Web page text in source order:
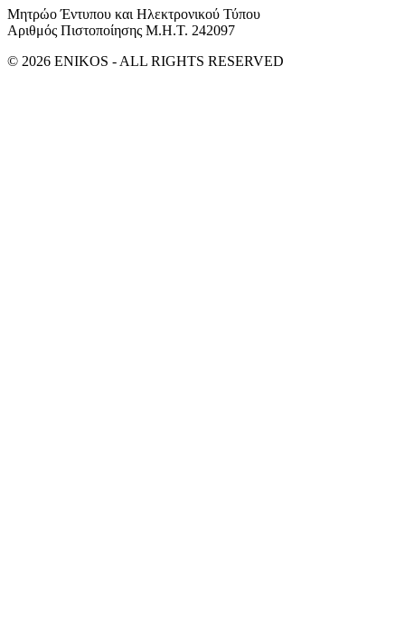
Μητρώο Έντυπου και Ηλεκτρονικού Τύπου
Αριθμός Πιστοποίησης Μ.Η.Τ. 242097
© 2026 ENIKOS - ALL RIGHTS RESERVED